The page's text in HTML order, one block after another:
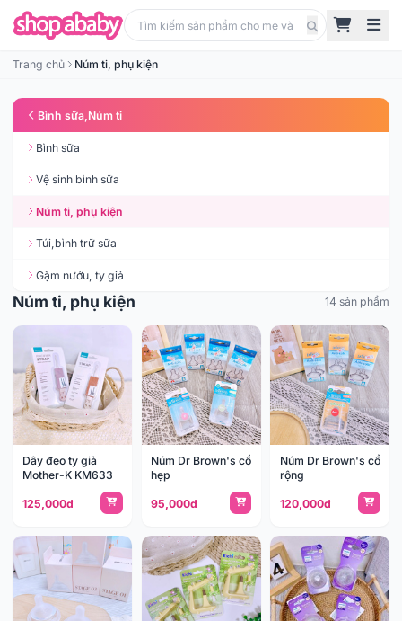
Trang chủ Núm ti, phụ kiện
Bình sữa,Núm ti
Bình sữa
Vệ sinh bình sữa
Núm ti, phụ kiện
Túi,bình trữ sữa
Gặm nướu, ty giả
Núm ti, phụ kiện 14 sản phẩm
Dây đeo ty giả
Mother-K KM633
125,000đ
Núm Dr Brown's cổ
hẹp
95,000đ
Núm Dr Brown's cổ
rộng
120,000đ